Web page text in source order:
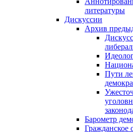
литературы
Дискуссии
Архив
Пути
Барометр
Гражданское